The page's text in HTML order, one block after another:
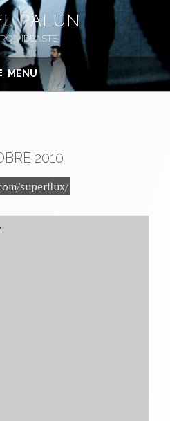
PALUN
VIDÉASTE
MENU
2010
superflux/